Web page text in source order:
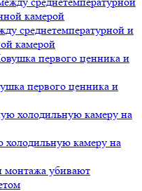
среднетемпературной и
камерой
первого ценника и
камеру на